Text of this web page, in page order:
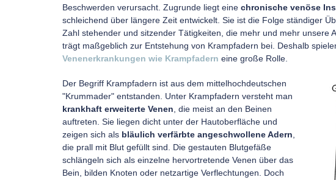
Beschwerden verursacht. Zugrunde liegt eine chronische venöse
schleichend über längere Zeit entwickelt. Sie ist die Folge ständiger
Zahl stehender und sitzender Tätigkeiten, die mehr und mehr unsere
trägt maßgeblich zur Entstehung von Krampfadern bei. Deshalb
Venenerkrankungen wie Krampfadern eine große Rolle.
Der Begriff Krampfadern ist aus dem mittelhochdeutschen
"Krummader" entstanden. Unter Krampfadern versteht man
krankhaft erweiterte Venen , die meist an den Beinen
auftreten. Sie liegen dicht unter der Hautoberfläche und
zeigen sich als bläulich verfärbte angeschwollene Adern
die prall mit Blut gefüllt sind. Die gestauten Blutgefäße
schlängeln sich als einzelne hervortretende Venen über das
Bein, bilden Knoten oder netzartige Verflechtungen. Doch